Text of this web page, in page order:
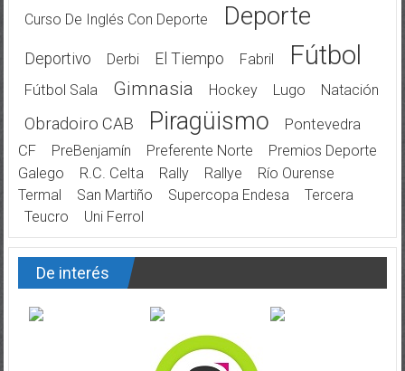
Curso De Inglés Con Deporte
Deporte
Deportivo Derbi El Tiempo Fabril Fútbol
Fútbol Sala Gimnasia Hockey Lugo Natación
Obradoiro CAB Piragüismo
Pontevedra
CF
PreBenjamín Preferente Norte
Premios Deporte
Galego
R.C. Celta Rally Rallye
Río Ourense
Termal
San Martiño Supercopa Endesa
Tercera
Teucro
Uni Ferrol
De interés